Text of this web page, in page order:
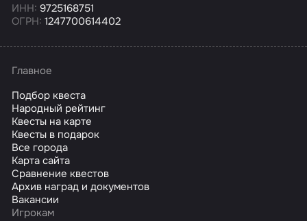
ИНН: 9725168751
ОГРН: 1247700614402
Главное
Подбор квеста
Народный рейтинг
Квесты на карте
Квесты в подарок
Все города
Карта сайта
Сравнение квестов
Архив наград и документов
Вакансии
Игрокам